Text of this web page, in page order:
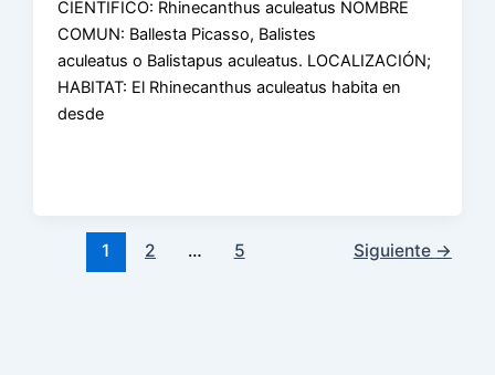
CIENTIFICO: Rhinecanthus aculeatus NOMBRE
COMUN: Ballesta Picasso, Balistes
aculeatus o Balistapus aculeatus. LOCALIZACIÓN;
HABITAT: El Rhinecanthus aculeatus habita en
desde
1 2 … 5 Siguiente →